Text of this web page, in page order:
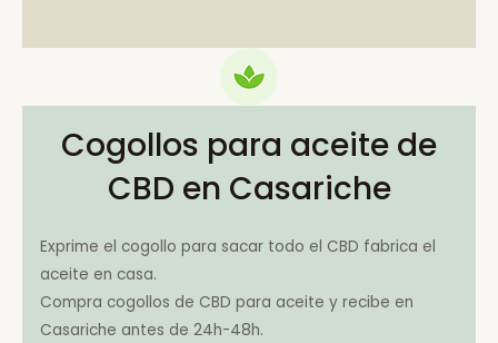
Cogollos para aceite de
CBD en Casariche
Exprime el cogollo para sacar todo el CBD fabrica el
aceite en casa.
Compra cogollos de CBD para aceite y recibe en
Casariche antes de 24h-48h.